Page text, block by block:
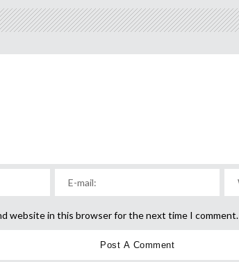
website in this browser for the next time I comment.